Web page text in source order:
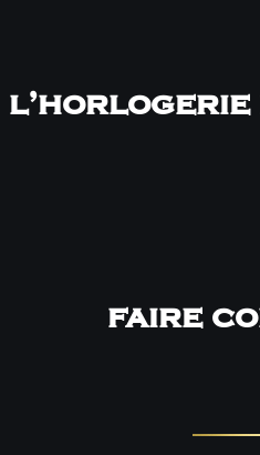
l’horlogerie
faire